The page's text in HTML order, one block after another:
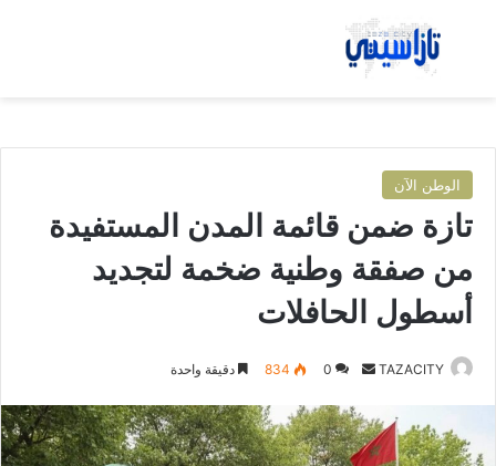
بحث عن
الوطن الآن
تازة ضمن قائمة المدن المستفيدة
من صفقة وطنية ضخمة لتجديد
أسطول الحافلات
TAZACITY
س
ل
0
834 دقيقة واحدة